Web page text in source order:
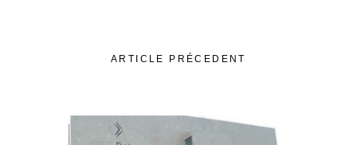
ARTICLE PRÉCEDENT